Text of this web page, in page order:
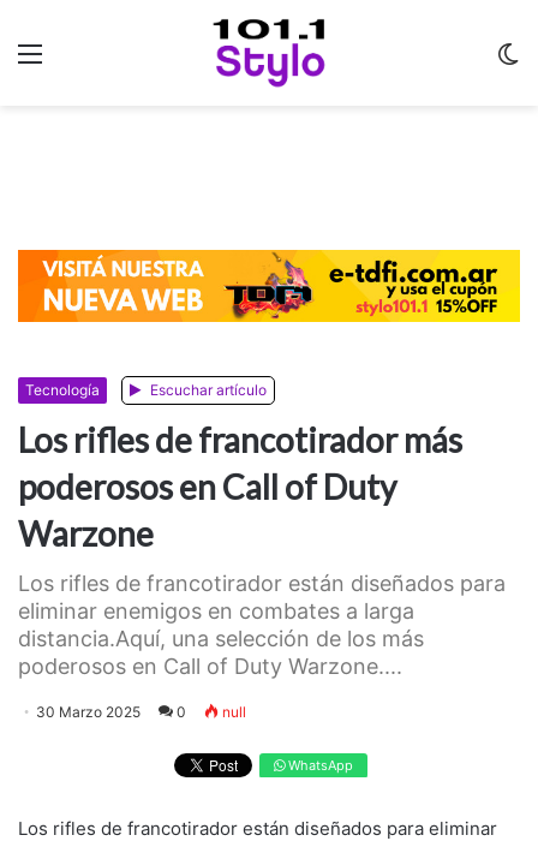
Tecnología Escuchar artículo
Los rifles de francotirador más
poderosos en Call of Duty
Warzone
Los rifles de francotirador están diseñados para
eliminar enemigos en combates a larga
distancia.Aquí, una selección de los más
poderosos en Call of Duty Warzone....
30 Marzo 2025 0 null
WhatsApp
Los rifles de francotirador están diseñados para eliminar